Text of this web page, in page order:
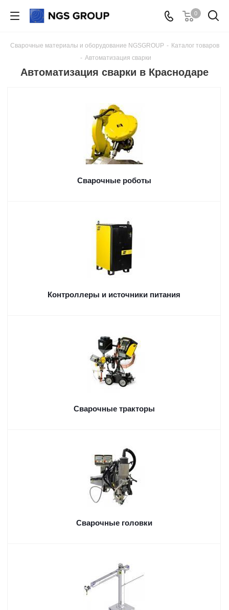
0
Сварочные материалы и оборудование NGSGROUP - Каталог товаров
- Автоматизация сварки
Автоматизация сварки в Краснодаре
Сварочные роботы
Контроллеры и источники питания
Сварочные тракторы
Сварочные головки